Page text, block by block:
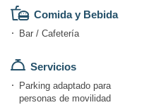
Comida y Bebida
Bar / Cafetería
Servicios
Parking adaptado para
personas de movilidad